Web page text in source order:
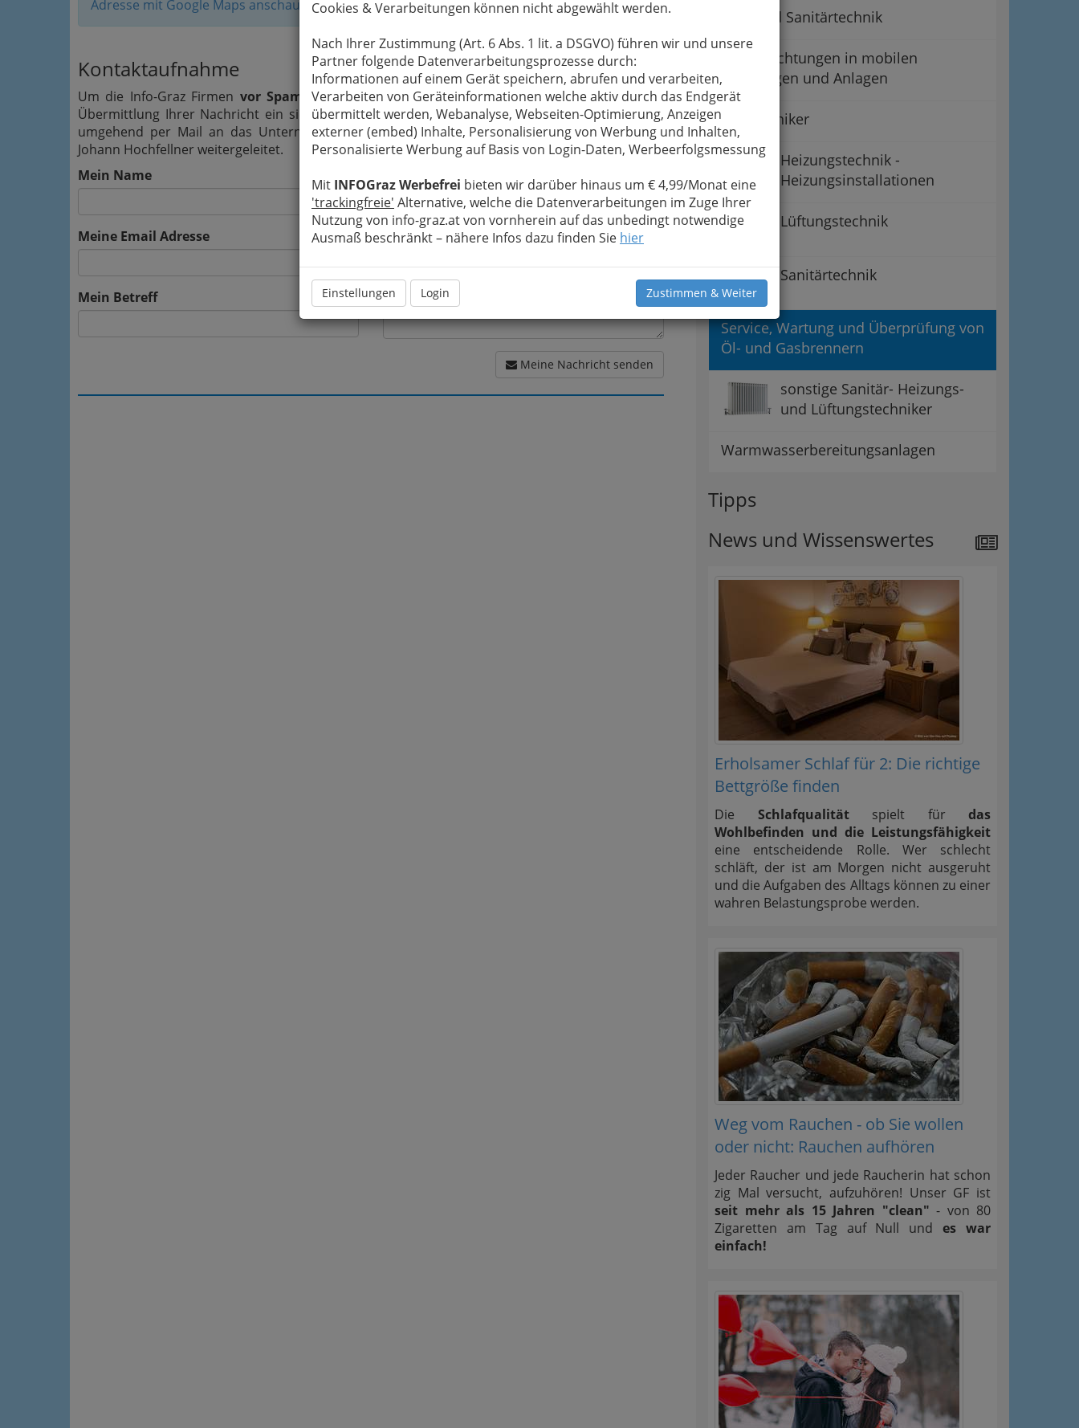
Cookies & Verarbeitungen können nicht abgewählt werden.
Nach Ihrer Zustimmung (Art. 6 Abs. 1 lit. a DSGVO) führen wir und unsere
Partner folgende Datenverarbeitungsprozesse durch:
Informationen auf einem Gerät speichern, abrufen und verarbeiten,
Verarbeiten von Geräteinformationen welche aktiv durch das Endgerät
übermittelt werden, Webanalyse, Webseiten-Optimierung, Anzeigen
externer (embed) Inhalte, Personalisierung von Werbung und Inhalten,
Personalisierte Werbung auf Basis von Login-Daten, Werbeerfolgsmessung
Mit INFOGraz Werbefrei bieten wir darüber hinaus um € 4,99/Monat eine
'trackingfreie' Alternative, welche die Datenverarbeitungen im Zuge Ihrer
Nutzung von info-graz.at von vornherein auf das unbedingt notwendige
Ausmaß beschränkt – nähere Infos dazu finden Sie hier
Einstellungen Login Zustimmen & Weiter
Adresse mit Google Maps anschauen
Kontaktaufnahme
Um die Info-Graz Firmen vor Spam-Mails zu bewahren, verwenden wir an dieser Stelle zur
Übermittlung Ihrer Nachricht ein sicheres Formular. Ihre Nachricht wird nach dem Absenden
umgehend per Mail an das Unternehmen Heizung Sanitär Hochfellner Installationen - Ernst
Johann Hochfellner weitergeleitet.
Mein Name
Meine Email Adresse
Mein Betreff
Meine Nachricht
Meine Nachricht senden
Gas- und Sanitärtechnik
Gaseinrichtungen in mobilen
Fahrzeugen und Anlagen
Gastechniker
Heizungstechnik -
Heizungsinstallationen
Lüftungstechnik
Sanitärtechnik
Service, Wartung und Überprüfung von
Öl- und Gasbrennern
sonstige Sanitär- Heizungs-
und Lüftungstechniker
Warmwasserbereitungsanlagen
Tipps
News und Wissenswertes
Erholsamer Schlaf für 2: Die richtige
Bettgröße finden
Die Schlafqualitätspielt für das
Wohlbefinden und die Leistungsfähigkeit
eine entscheidende Rolle. Wer schlecht
schläft, der ist am Morgen nicht ausgeruht
und die Aufgaben des Alltags können zu einer
wahren Belastungsprobe werden.
Weg vom Rauchen - ob Sie wollen
oder nicht: Rauchen aufhören
Jeder Raucher und jede Raucherin hat schon
zig Mal versucht, aufzuhören! Unser GF ist
seit mehr als 15 Jahren "clean" - von 80
Zigaretten am Tag auf Null undes war
einfach!